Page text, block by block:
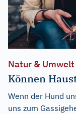
Natur & Umwelt
Können
Wenn der Hund
uns zum